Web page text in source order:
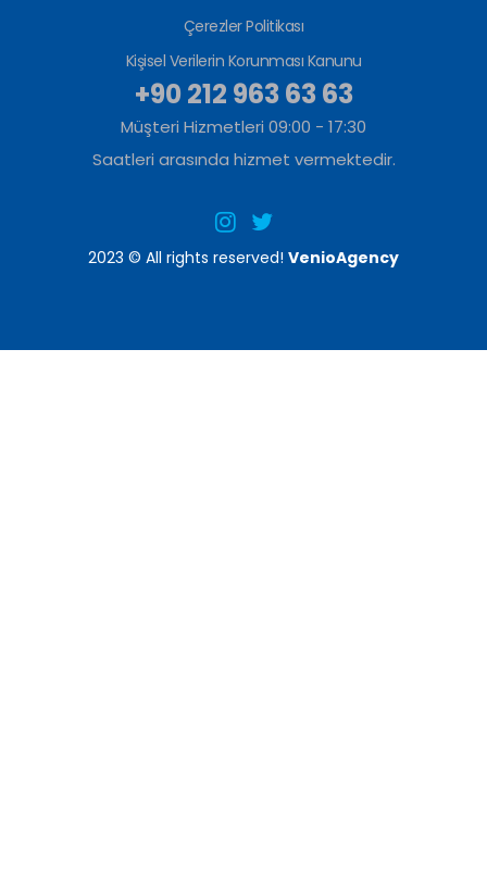
Çerezler Politikası
Kişisel Verilerin Korunması Kanunu
+90 212 963 63 63
Müşteri Hizmetleri 09:00 - 17:30
Saatleri arasında hizmet vermektedir.
2023 © All rights reserved! VenioAgency